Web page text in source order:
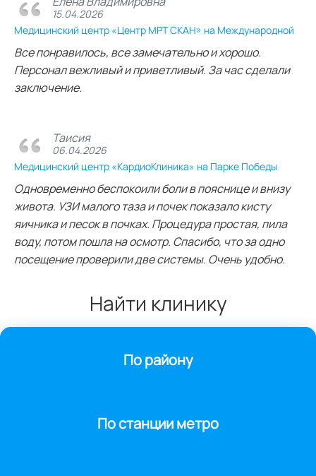
15.04.2026
Медицинский центр «Центр МРТ СКАН» на Международной
Все понравилось, все замечательно и хорошо.
Персонал вежливый и приветливый. За час сделали
заключение.
Таисия
06.04.2026
Медицинский центр «КардиоКлиника» на Парке Победы
Одновременно беспокоили боли в пояснице и внизу
живота. УЗИ малого таза и почек показало кисту
яичника и песок в почках. Процедура простая, пила
воду, потом пошла на осмотр. Спасибо, что за одно
посещение проверили две системы. Очень удобно.
Найти клинику
По району
По станции метро